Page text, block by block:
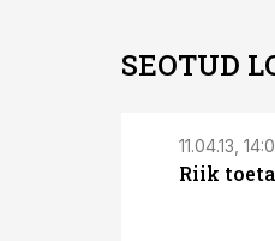
SEOTUD
11.04.13,
Riik